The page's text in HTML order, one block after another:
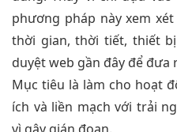
phương pháp này xem
thời gian, thời tiết, thiết
duyệt web gần đây để
Mục tiêu là làm cho hoạt
ích và liền mạch với trải